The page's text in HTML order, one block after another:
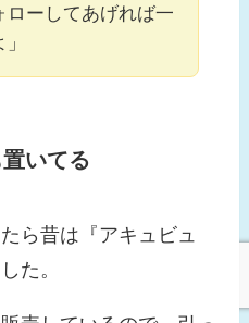
ローしてあげれば一
いてる
ら昔は『アキュビュ
た。